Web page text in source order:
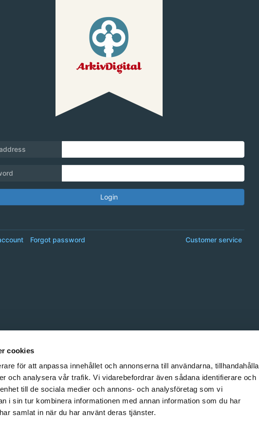
cookies
för att anpassa innehållet och annonserna till användarna, tillhandahålla
och analysera vår trafik. Vi vidarebefordrar även sådana identifierare och
till de sociala medier och annons- och analysföretag som vi
i sin tur kombinera informationen med annan information som du har
samlat in när du har använt deras tjänster.
Login
Customer service
Forgot password